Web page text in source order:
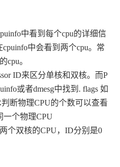
中看到每个cpu的详细信
中会看到两个cpu。常
cpu。
ID来区分单核和双核。而P
或者dmesg中找到. flags 如
断物理CPU的个数可以查看
一个物理CPU
个双核的CPU，ID分别是0